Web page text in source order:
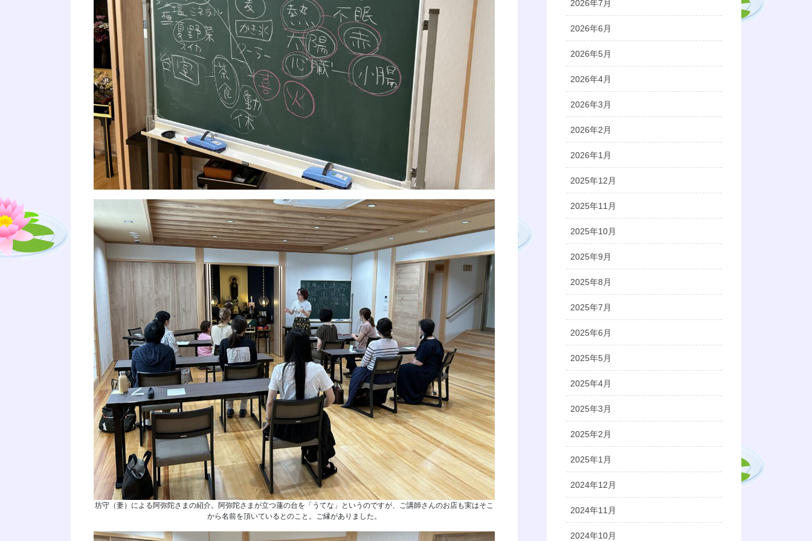
坊守（妻）による阿弥陀さまの紹介。阿弥陀さまが立つ蓮の台を「うてな」というのですが、ご講師さんのお店も実はそこ
から名前を頂いているとのこと。ご縁がありました。
2026年7月
2026年6月
2026年5月
2026年4月
2026年3月
2026年2月
2026年1月
2025年12月
2025年11月
2025年10月
2025年9月
2025年8月
2025年7月
2025年6月
2025年5月
2025年4月
2025年3月
2025年2月
2025年1月
2024年12月
2024年11月
2024年10月